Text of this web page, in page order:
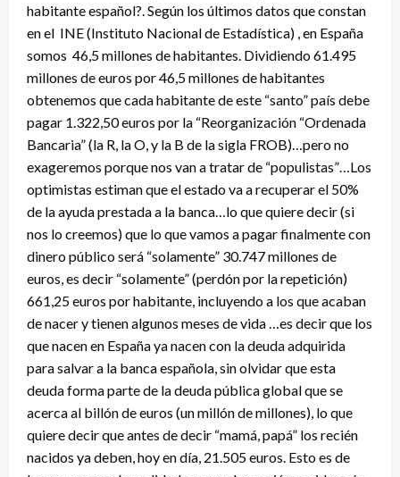
habitante español?. Según los últimos datos que constan
en el INE (Instituto Nacional de Estadística) , en España
somos 46,5 millones de habitantes. Dividiendo 61.495
millones de euros por 46,5 millones de habitantes
obtenemos que cada habitante de este “santo” país debe
pagar 1.322,50 euros por la “Reorganización “Ordenada
Bancaria” (la R, la O, y la B de la sigla FROB)…pero no
exageremos porque nos van a tratar de “populistas”…Los
optimistas estiman que el estado va a recuperar el 50%
de la ayuda prestada a la banca…lo que quiere decir (si
nos lo creemos) que lo que vamos a pagar finalmente con
dinero público será “solamente” 30.747 millones de
euros, es decir “solamente” (perdón por la repetición)
661,25 euros por habitante, incluyendo a los que acaban
de nacer y tienen algunos meses de vida …es decir que los
que nacen en España ya nacen con la deuda adquirida
para salvar a la banca española, sin olvidar que esta
deuda forma parte de la deuda pública global que se
acerca al billón de euros (un millón de millones), lo que
quiere decir que antes de decir “mamá, papá” los recién
nacidos ya deben, hoy en día, 21.505 euros. Esto es de